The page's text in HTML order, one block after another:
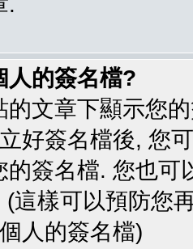
人的簽名檔?
的文章下顯示您
好簽名檔後, 您
的簽名檔. 您也
這樣可以預防您
人的簽名檔)